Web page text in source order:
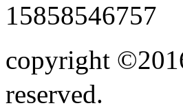
15858546757
copyright
reserved.